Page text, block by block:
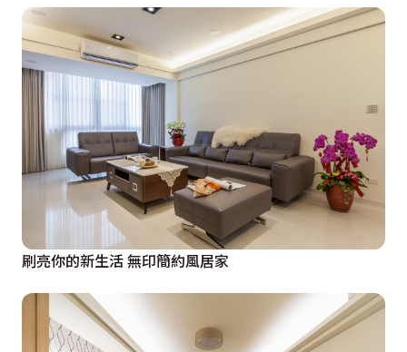
刷亮你的新生活 無印簡約風居家